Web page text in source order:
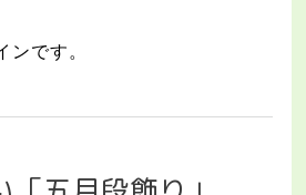
ンです。